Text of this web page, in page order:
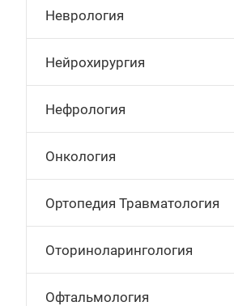
Неврология
Нейрохирургия
Нефрология
Онкология
Ортопедия Травматология
Оториноларингология
Офтальмология